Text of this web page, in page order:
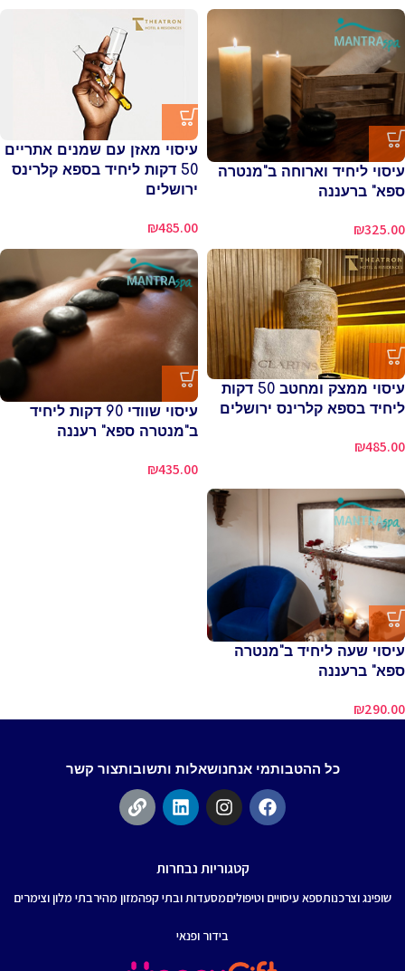
עיסוי ליחיד וארוחה ב"מנטרה
ספא" ברעננה
₪325.00
עיסוי מאזן עם שמנים אתריים
50 דקות ליחיד בספא קלרינס
ירושלים
₪485.00
עיסוי ממצק ומחטב 50 דקות
ליחיד בספא קלרינס ירושלים
₪485.00
עיסוי שוודי 90 דקות ליחיד
ב"מנטרה ספא" רעננה
₪435.00
עיסוי שעה ליחיד ב"מנטרה
ספא" ברעננה
₪290.00
כל ההטבותמי אנחנושאלות ותשובותצור קשר
קטגוריות נבחרות
שופינג וצרכנותספא עיסויים וטיפוליםמסעדות ובתי קפהמזון מהירבתי מלון וצימרים
בידור ופנאי